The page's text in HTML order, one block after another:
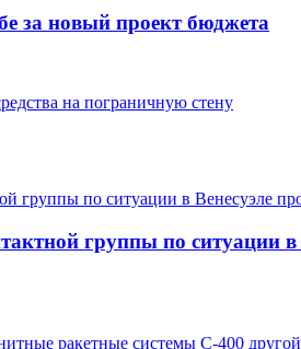
за новый проект бюджета
на пограничную стену
группы по ситуации в